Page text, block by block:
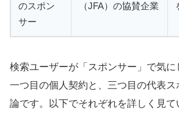
のスポン
サー
（JFA）の協賛企業
検索ユーザーが「スポンサー」で気に
一つ目の個人契約と、三つ目の代表
論です。以下でそれぞれを詳しく見て